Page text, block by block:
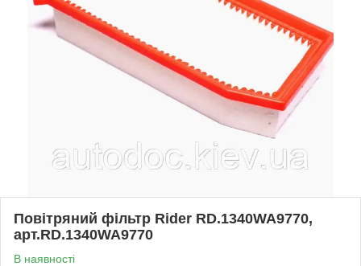
Повітряний фільтр Rider RD.1340WA9770,
арт.RD.1340WA9770
В наявності